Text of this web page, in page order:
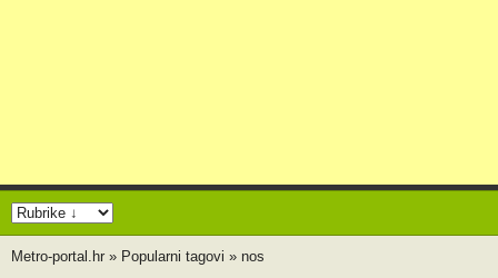
Metro-portal.hr » Popularni tagovi » nos